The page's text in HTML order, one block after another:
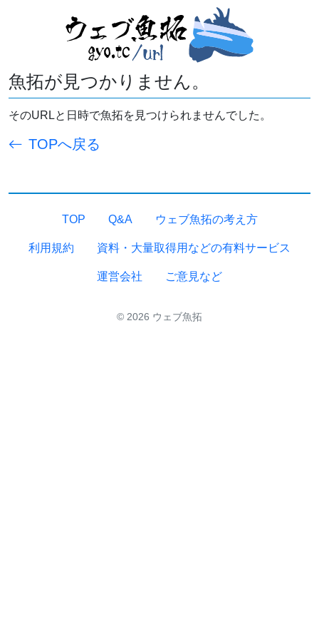
魚拓が見つかりません。
そのURLと日時で魚拓を見つけられませんでした。
TOPへ戻る
TOP Q&A ウェブ魚拓の考え方
利用規約 資料・大量取得用などの有料サービス
運営会社 ご意見など
© 2026 ウェブ魚拓